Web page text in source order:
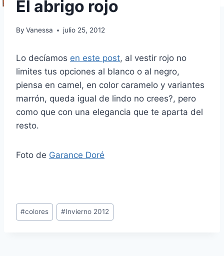
El abrigo rojo
By Vanessa julio 25, 2012
Lo decíamos en este post, al vestir rojo no
limites tus opciones al blanco o al negro,
piensa en camel, en color caramelo y variantes
marrón, queda igual de lindo no crees?, pero
como que con una elegancia que te aparta del
resto.
Foto de Garance Doré
Post
Tags:
#colores #Invierno 2012